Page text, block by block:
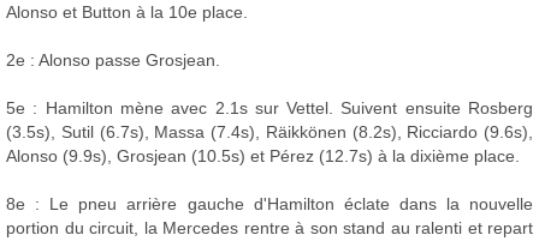
Alonso et Button à la 10e place.
2e : Alonso passe Grosjean.
5e : Hamilton mène avec 2.1s sur Vettel. Suivent ensuite Rosberg
(3.5s), Sutil (6.7s), Massa (7.4s), Räikkönen (8.2s), Ricciardo (9.6s),
Alonso (9.9s), Grosjean (10.5s) et Pérez (12.7s) à la dixième place.
8e : Le pneu arrière gauche d'Hamilton éclate dans la nouvelle
portion du circuit, la Mercedes rentre à son stand au ralenti et repart